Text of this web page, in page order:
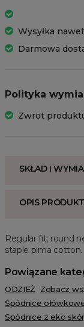
Wysyłka
Darmowa
Polityka
Zwrot
SKŁAD I
OPIS
Regular fit, round
staple pima cotton.
Powiązane
ODZIEŻ Zobacz
Spódnice
Spódnice z eko